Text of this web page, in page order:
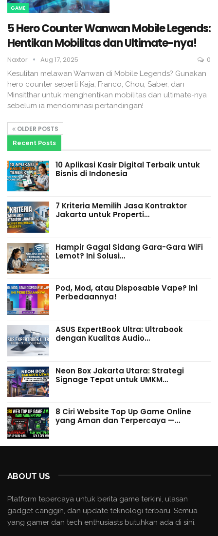
GAME
5 Hero Counter Wanwan Mobile Legends:
Hentikan Mobilitas dan Ultimate-nya!
Naxtor Aug 17, 2025 0
Kesulitan melawan Wanwan di Mobile Legends? Gunakan
hero counter seperti Kaja, Franco, Chou, Saber, dan
Minsitthar untuk menghentikan mobilitas dan ultimate-nya
sebelum ia mendominasi pertandingan!
OLDER POSTS
Recent Posts
10 Aplikasi Kasir Digital Terbaik untuk
Bisnis di Indonesia
7 Kriteria Memilih Jasa Kontraktor
Jakarta untuk Properti…
Hampir Gagal Sidang Gara-Gara WiFi
Lemot? Ini Solusi…
Pod, Mod, atau Disposable Vape? Ini
Perbedaannya!
ASUS ExpertBook Ultra: Ultrabook
dengan Kualitas Audio…
Neon Box Jakarta Utara: Strategi
Signage Tepat untuk UMKM…
8 Ciri Website Top Up Game Online
yang Aman dan Terpercaya —…
ABOUT US
Platform tepercaya untuk berita game terkini, ulasan
gadget canggih, dan update teknologi terbaru. Semua
yang gamer dan tech enthusiasts butuhkan ada di sini.